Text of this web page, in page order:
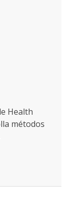
Health
métodos